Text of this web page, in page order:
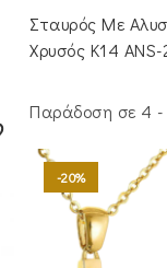
was:
Σταυρός Με
Χρυσός Κ14
Παράδοση σε 4 -
-20%